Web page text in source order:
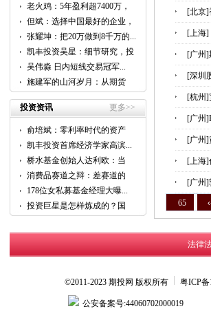
老火鸡：5年盈利超7400万，
他...
但斌：选择中国最好的企业，
跟...
张耀坤：把20万做到8千万的...
凯丰投资吴星：细节研究，投
资...
吴伟淼 日内短线交易冠军...
施建军的山河岁月：从期货
到...
投资资讯
更多>>
俞培斌：零利率时代的资产
配...
凯丰投资首席经济学家高滨...
桥水基金创始人达利欧：当
前...
消费品赛道之辩：差赛道的
好...
178位女私募基金经理大曝...
投资巨星是怎样炼成的？国
内...
[北京]
[上海]
[广州]
[深圳
[杭州]
[广州
[广州]
[上海]
[广州]
65
法律
©2011-2023 期投网 版权所有 粤ICP备
公安备案号:44060702000019